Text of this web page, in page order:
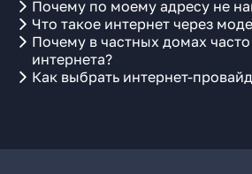
Почему по моему адресу не
Что такое интернет через
Почему в частных домах
интернета?
Как выбрать интернет-